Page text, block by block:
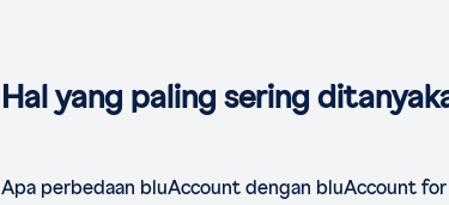
Hal yang paling sering
Apa perbedaan bluAccount dengan bluAccount for